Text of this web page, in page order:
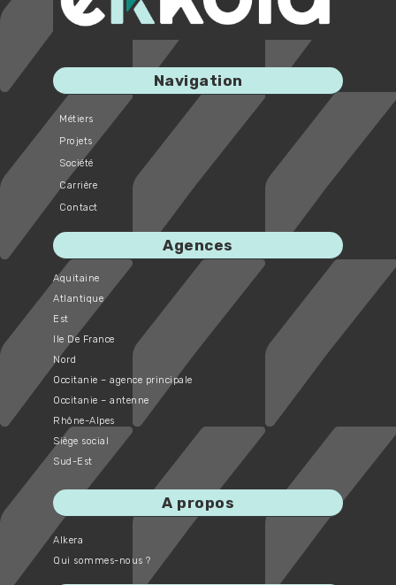
Navigation
Métiers
Projets
Société
Carrière
Contact
Agences
Aquitaine
Atlantique
Est
Ile De France
Nord
Occitanie – agence principale
Occitanie – antenne
Rhône-Alpes
Siège social
Sud-Est
A propos
Alkera
Qui sommes-nous ?